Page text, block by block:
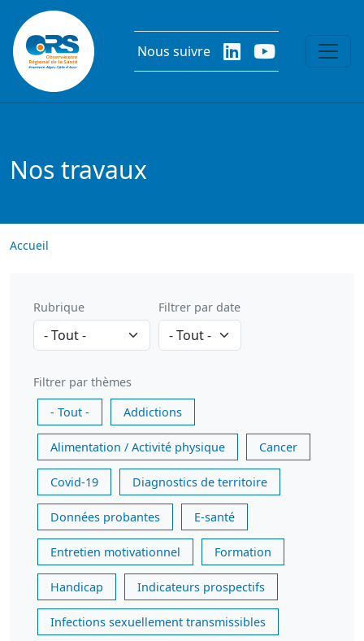
Aller au contenu principal
Nous suivre
Nos travaux
Accueil
Rubrique Filtrer par date
Filtrer par thèmes
- Tout -
Addictions
Alimentation / Activité physique Cancer
Covid-19 Diagnostics de territoire
Données probantes E-santé
Entretien motivationnel Formation
Handicap Indicateurs prospectifs
Infections sexuellement transmissibles